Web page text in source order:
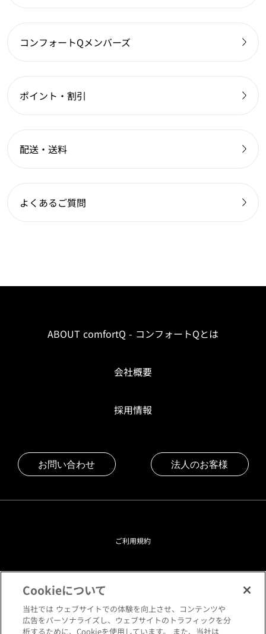
コンフォートQメンバーズ
ポイント・割引
配送・送料
よくあるご質問
ABOUT comfortQ - コンフォートQとは
会社概要
採用情報
お問い合わせ 法人のお客様
ご利用規約
プライバシーポリシー
クッキーポリシー
Cookieについて
当社では ウェブサイトでの体験を向上させ、コンテンツや
広告をパーソナライズし、ウェブサイトのトラフィックを分
析するために、Cookieを使用しています。 また、当社は